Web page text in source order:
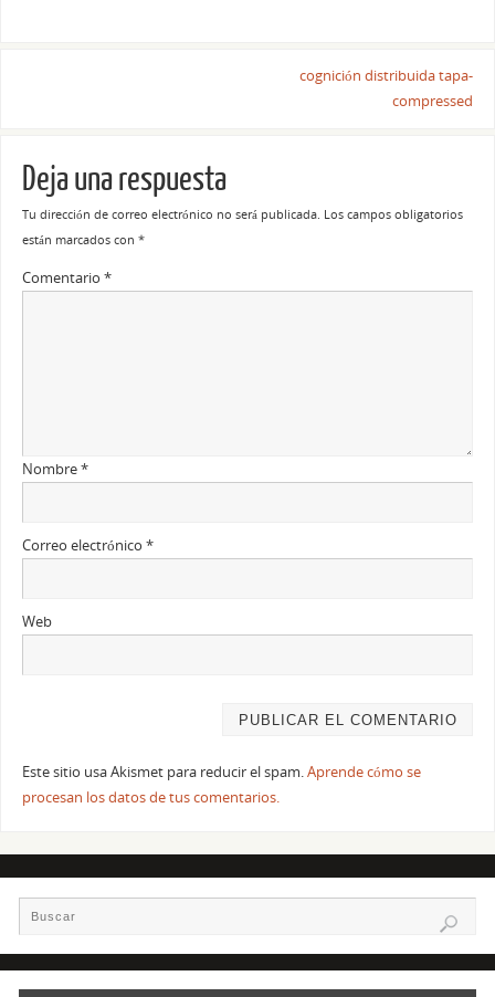
cognición distribuida tapa-
compressed
Deja una respuesta
Tu dirección de correo electrónico no será publicada. Los campos obligatorios
están marcados con *
Comentario *
Nombre*
Correo electrónico *
Web
Este sitio usa Akismet para reducir el spam.Aprende cómo se
procesan los datos de tus comentarios.